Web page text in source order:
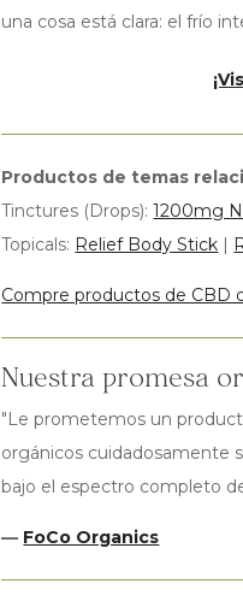
una cosa está clara: el frío
Productos de temas
Tinctures (Drops):1200mg
Topicals: Relief Body Stick |
Compre productos de CBD
Nuestra promesa
"Le prometemos un
orgánicos cuidadosamente
bajo el espectro completo
— FoCo Organics